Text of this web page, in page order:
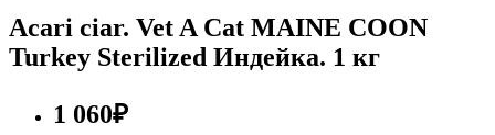
Acari ciar. Vet A Cat MAINE COON
Turkey Sterilized Индейка. 1 кг
1 060₽